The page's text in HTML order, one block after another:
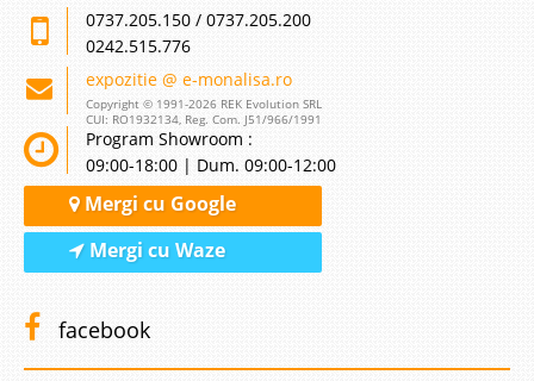
0737.205.150 / 0737.205.200
0242.515.776
expozitie @ e-monalisa.ro
Copyright © 1991-2026 REK Evolution SRL
CUI: RO1932134, Reg. Com. J51/966/1991
Program Showroom :
09:00-18:00 | Dum. 09:00-12:00
Mergi cu Google
Mergi cu Waze
facebook